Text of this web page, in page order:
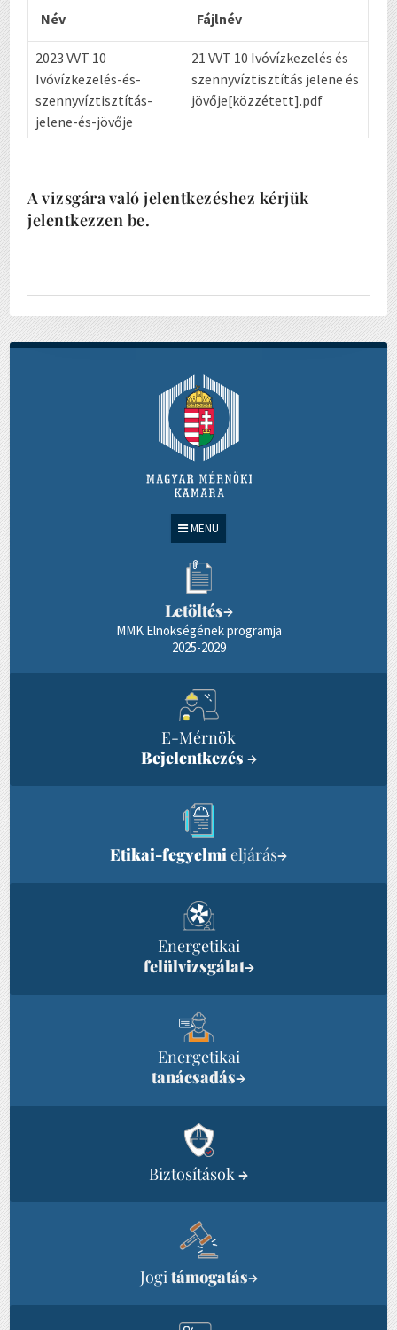
MENÜ
Letöltés→
MMK Elnökségének programja
2025-2029
E-Mérnök
Bejelentkezés →
Etikai-fegyelmi eljárás→
Energetikai
felülvizsgálat→
Energetikai
tanácsadás→
Biztosítások→
Jogi támogatás→
Név Fájlnév
2023 VVT 10
Ivóvízkezelés-és-
szennyvíztisztítás-
jelene-és-jövője
21 VVT 10 Ivóvízkezelés és
szennyvíztisztítás jelene és
jövője[közzétett].pdf
A vizsgára való jelentkezéshez kérjük
jelentkezzen be.